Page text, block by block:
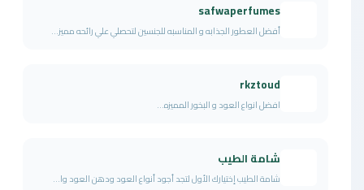
safwaperfumes
أفضل العطور الجذابه و المناسبه للجنسين لتحصلي علي رائحه مميز...
rkztoud
افضل انواع العود و البخور المميزه...
شامة الطيب
شامة الطيب إختيارك الأول لتجد أجود أنواع العود ودهن العود وا...